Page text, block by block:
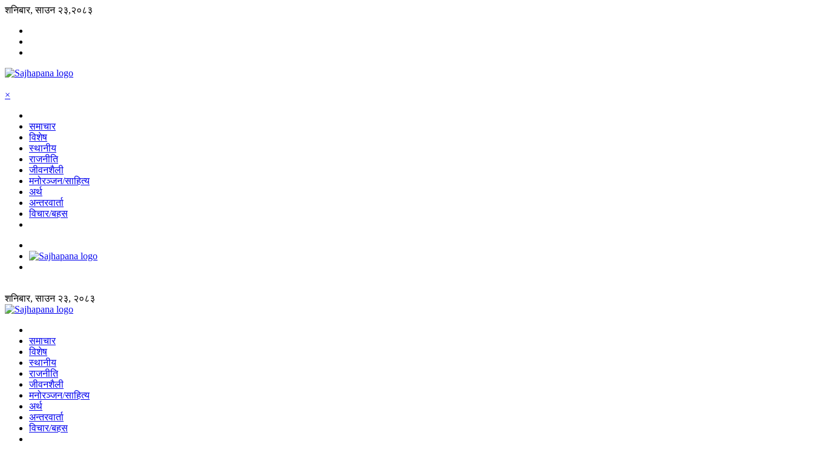
शनिबार, साउन २३,२०८३
×
समाचार
विशेष
स्थानीय
राजनीति
जीवनशैली
मनोरञ्जन/साहित्य
अर्थ
अन्तरवार्ता
विचार/बहस
शनिबार, साउन २३, २०८३
समाचार
विशेष
स्थानीय
राजनीति
जीवनशैली
मनोरञ्जन/साहित्य
अर्थ
अन्तरवार्ता
विचार/बहस